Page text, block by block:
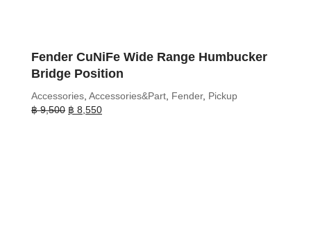
Fender CuNiFe Wide Range Humbucker
Bridge Position
Accessories, Accessories&Part, Fender, Pickup
฿9,500 Original
฿ 8,550Current